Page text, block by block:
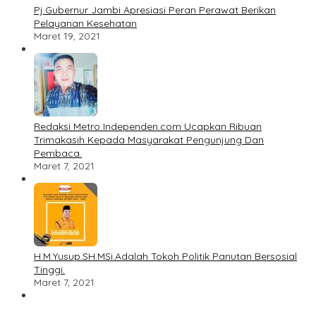
Pj.Gubernur Jambi Apresiasi Peran Perawat Berikan
Pelayanan Kesehatan
Maret 19, 2021
Redaksi Metro Independen.com Ucapkan Ribuan
Trimakasih Kepada Masyarakat Pengunjung Dan
Pembaca.
Maret 7, 2021
H.M.Yusup.SH.MSi.Adalah Tokoh Politik Panutan Bersosial
Tinggi.
Maret 7, 2021